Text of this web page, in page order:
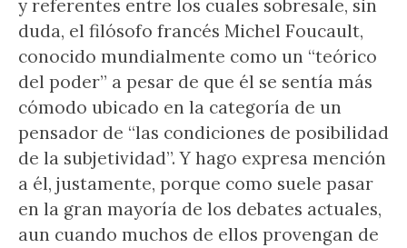
y referentes entre los cuales sobresale, sin
duda, el filósofo francés Michel Foucault,
conocido mundialmente como un “teórico
del poder” a pesar de que él se sentía más
cómodo ubicado en la categoría de un
pensador de “las condiciones de posibilidad
de la subjetividad”. Y hago expresa mención
a él, justamente, porque como suele pasar
en la gran mayoría de los debates actuales,
aun cuando muchos de ellos provengan de